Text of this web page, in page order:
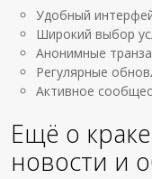
Удобный
Широкий выбор
Анонимные
Регулярные
Активное
Ещё о
новости и